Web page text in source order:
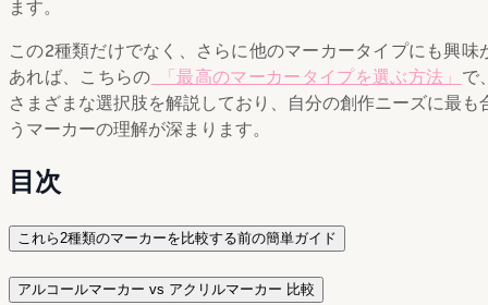
ます。
この2種類だけでなく、さらに他のマーカータイプにも興味
あれば、こちらの
「最高のマーカータイプを選ぶ方法」 で
さまざまな選択肢を解説しており、自分の創作ニーズに最も
うマーカーの理解が深まります。
目次
これら2種類のマーカーを比較する前の簡単ガイド
アルコールマーカー vs アクリルマーカー 比較